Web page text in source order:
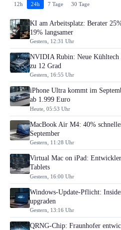
12h 24h 7 Tage 30 Tage
KI am Arbeitsplatz: Berater
19% langsamer
Gestern, 12:31 Uhr
NVIDIA Rubin: Neue Kühltech
zu 12 Grad
Gestern, 16:55 Uhr
iPhone Ultra kommt im
ab 1.999 Euro
Heute, 05:53 Uhr
MacBook Air M4: 40%
September
Gestern, 11:28 Uhr
Virtual Mac on iPad:
Tablets
Gestern, 16:00 Uhr
Windows-Update-Pflicht:
upgraden
Gestern, 13:16 Uhr
QRNG-Chip: Fraunhofer